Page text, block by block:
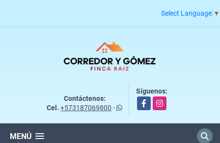
Select Language ▼
Contáctenos:
Cel. +573187069800 -
Síguenos:
FacebookInstagram
MENÚ